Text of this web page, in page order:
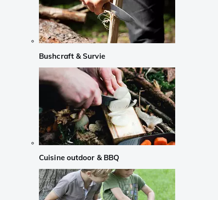
Bushcraft & Survie
Cuisine outdoor & BBQ